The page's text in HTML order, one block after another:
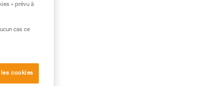
» prévu à
cas ce
cookies